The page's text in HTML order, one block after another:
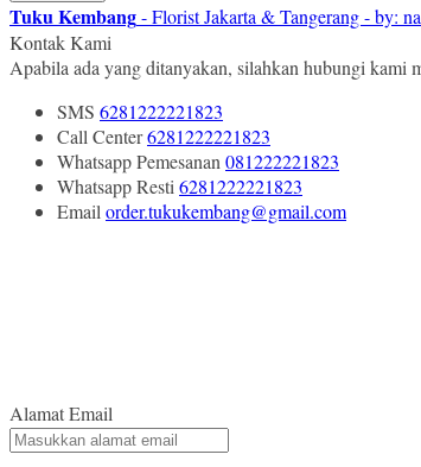
Tuku Kembang- Florist Jakarta & Tangerang - by:
Kontak Kami
Apabila ada yang ditanyakan, silahkan hubungi kami
SMS 6281222221823
Call Center6281222221823
WhatsappPemesanan081222221823
WhatsappResti6281222221823
Emailorder.tukukembang@gmail.com
Alamat Email